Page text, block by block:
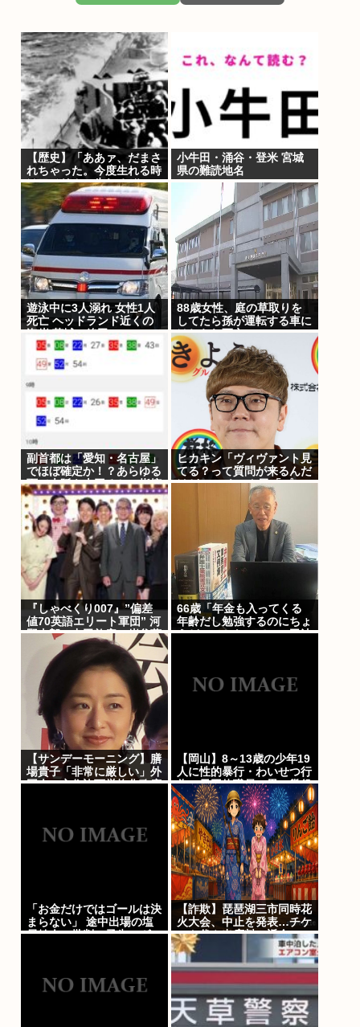
【歴史】「ああァ、だまさ
れちゃった。今度生れる時
はアメリカへ生れるぞ」
22歳で戦死した特攻隊員
が出撃前の日記に残し
た”本音”
小牛田・涌谷・登米 宮城
県の難読地名
遊泳中に3人溺れ 女性1人
死亡 ヘッドランド近くの
海岸 茨城・鉾田
88歳女性、庭の草取りを
してたら孫が運転する車に
はねられ死亡
副首都は「愛知・名古屋」
でほぼ確定か！？あらゆる
面で大阪を上回るとの指摘
も
ヒカキン「ヴィヴァント見
てる？って質問が来るんだ
けど…」 ネット民「プー
クスクスw」 ヒカキン
『しゃべくり007』”偏差
値70英語エリート軍団” 河
野太郎、中田敦彦、岸谷蘭
丸らが英語”お受験”事情・
学習法を徹底解説
66歳「年金も入ってくる
年齢だし勉強するのにちょ
うどいいかなって」。司法
【サンデーモーニング】膳
場貴子「非常に厳しい」外
国人の永住許可厳格化政府
【岡山】8～13歳の少年19
人に性的暴行・わいせつ行
為…元団体職員の男、懲役
15年「相手の未熟さにつ
け込み性欲のはけ口に」
「お金だけではゴールは決
まらない」 途中出場の塩
貝健人に批判の矛先…ヴォ
【詐欺】琵琶湖三市同時花
火大会、中止を発表…チケ
ット代や出店料の返金につ
いては明言せず